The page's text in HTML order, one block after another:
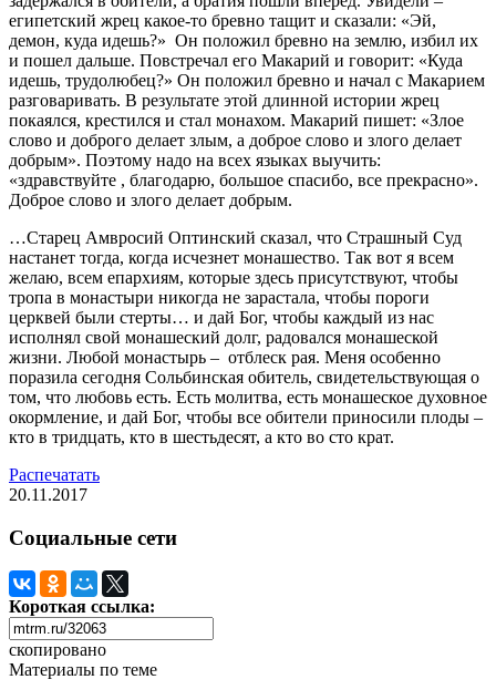
египетский жрец какое-то бревно тащит и сказали: «Эй,
демон, куда идешь?» Он положил бревно на землю, избил их
и пошел дальше. Повстречал его Макарий и говорит: «Куда
идешь, трудолюбец?» Он положил бревно и начал с Макарием
разговаривать. В результате этой длинной истории жрец
покаялся, крестился и стал монахом. Макарий пишет: «Злое
слово и доброго делает злым, а доброе слово и злого делает
добрым». Поэтому надо на всех языках выучить:
«здравствуйте , благодарю, большое спасибо, все прекрасно».
Доброе слово и злого делает добрым.
…Старец Амвросий Оптинский сказал, что Страшный Суд
настанет тогда, когда исчезнет монашество. Так вот я всем
желаю, всем епархиям, которые здесь присутствуют, чтобы
тропа в монастыри никогда не зарастала, чтобы пороги
церквей были стерты… и дай Бог, чтобы каждый из нас
исполнял свой монашеский долг, радовался монашеской
жизни. Любой монастырь – отблеск рая. Меня особенно
поразила сегодня Сольбинская обитель, свидетельствующая о
том, что любовь есть. Есть молитва, есть монашеское духовное
окормление, и дай Бог, чтобы все обители приносили плоды –
кто в тридцать, кто в шестьдесят, а кто во сто крат.
Распечатать
20.11.2017
Социальные сети
Короткая ссылка:
скопировано
Материалы по теме